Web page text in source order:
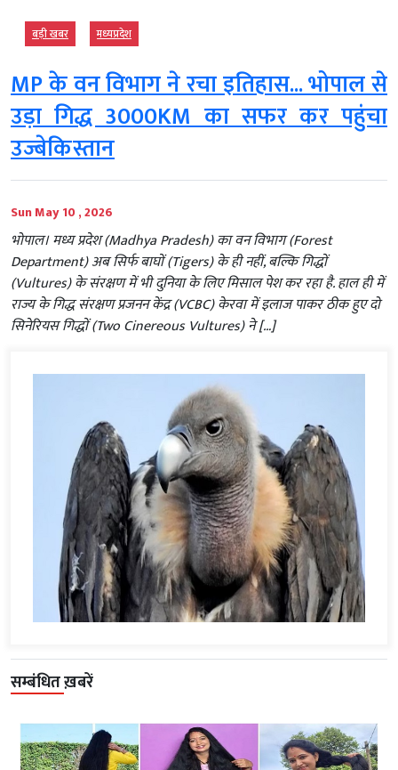
बड़ी खबर मध्‍यप्रदेश
MP के वन विभाग ने रचा इतिहास... भोपाल से
उड़ा गिद्ध 3000KM का सफर कर पहुंचा
उज्बेकिस्तान
Sun May 10 , 2026
भोपाल। मध्य प्रदेश (Madhya Pradesh) का वन विभाग (Forest
Department) अब सिर्फ बाघों (Tigers) के ही नहीं, बल्कि गिद्धों
(Vultures) के संरक्षण में भी दुनिया के लिए मिसाल पेश कर रहा है. हाल ही में
राज्य के गिद्ध संरक्षण प्रजनन केंद्र (VCBC) केरवा में इलाज पाकर ठीक हुए दो
सिनेरियस गिद्धों (Two Cinereous Vultures) ने […]
सम्बंधित ख़बरें